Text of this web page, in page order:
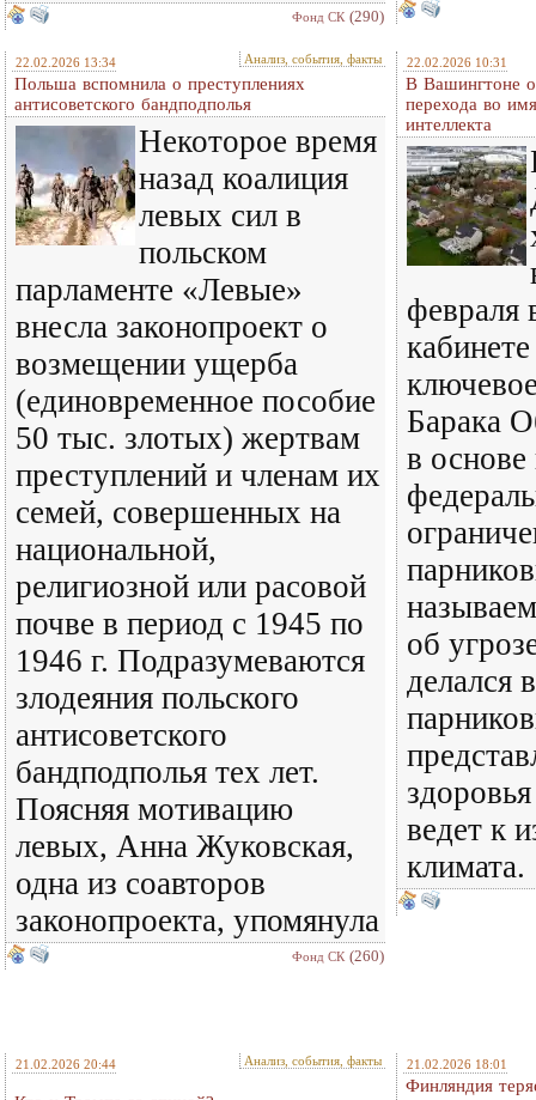
Фонд СК (290)
22.02.2026 13:34 Анализ, события, факты
Польша вспомнила о преступлениях
антисоветского бандподполья
Некоторое время
назад коалиция
левых сил в
польском
парламенте «Левые»
внесла законопроект о
возмещении ущерба
(единовременное пособие
50 тыс. злотых) жертвам
преступлений и членам их
семей, совершенных на
национальной,
религиозной или расовой
почве в период с 1945 по
1946 г. Подразумеваются
злодеяния польского
антисоветского
бандподполья тех лет.
Поясняя мотивацию
левых, Анна Жуковская,
одна из соавторов
законопроекта, упомянула
Фонд СК (260)
22.02.2026 10:31
В Вашингтоне
перехода во
интеллекта
февраля
Барака
в основе
об
делался
ведет к
климата.
21.02.2026 20:44 Анализ, события, факты 21.02.2026 18:01
Финляндия